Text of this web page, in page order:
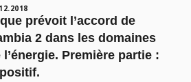
prévoit l’accord de
2 dans les domaines
Première partie :